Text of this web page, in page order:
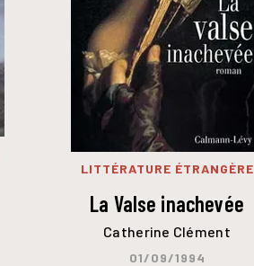
LITTÉRATURE ÉTRANGÈRE
La Valse inachevée
Catherine Clément
01/09/1994